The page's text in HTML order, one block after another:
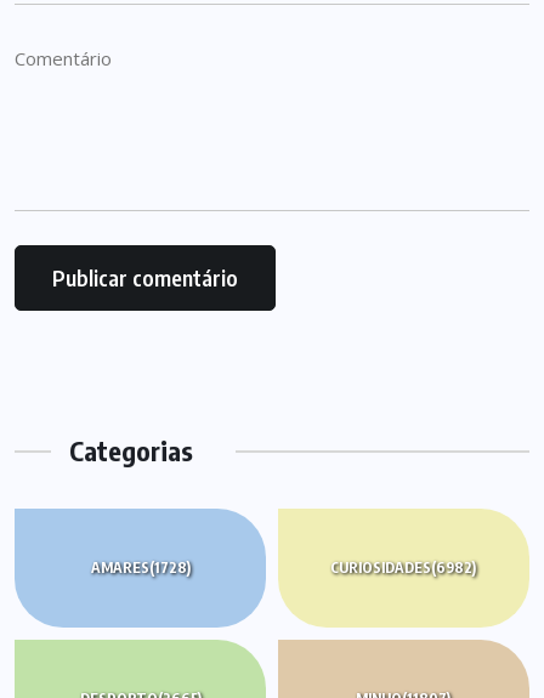
Categorias
AMARES(1728) CURIOSIDADES(6982)